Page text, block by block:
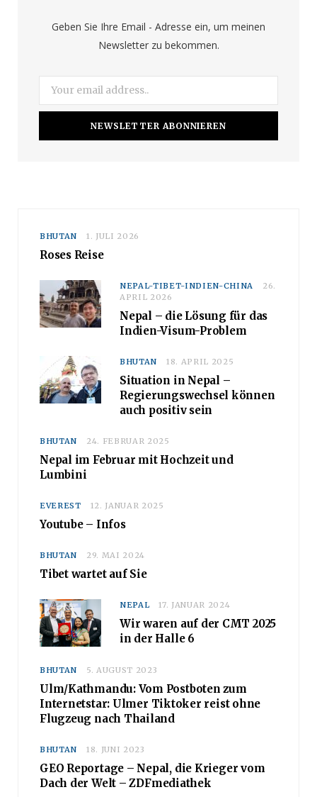
k
r
a
Geben Sie Ihre Email - Adresse ein, um meinen
Newsletter zu bekommen.
BHUTAN 1. JULI 2026
Roses Reise
NEPAL-TIBET-INDIEN-CHINA
26.
APRIL 2026
Nepal – die Lösung für das
Indien-Visum-Problem
BHUTAN 18. APRIL 2025
Situation in Nepal –
Regierungswechsel können
auch positiv sein
BHUTAN 24. FEBRUAR 2025
Nepal im Februar mit Hochzeit und
Lumbini
EVEREST 12. JANUAR 2025
Youtube – Infos
BHUTAN 29. MAI 2024
Tibet wartet auf Sie
NEPAL 17. JANUAR 2024
Wir waren auf der CMT 2025
in der Halle 6
BHUTAN 5. AUGUST 2023
Ulm/Kathmandu: Vom Postboten zum
Internetstar: Ulmer Tiktoker reist ohne
Flugzeug nach Thailand
BHUTAN 18. JUNI 2023
GEO Reportage – Nepal, die Krieger vom
Dach der Welt – ZDFmediathek